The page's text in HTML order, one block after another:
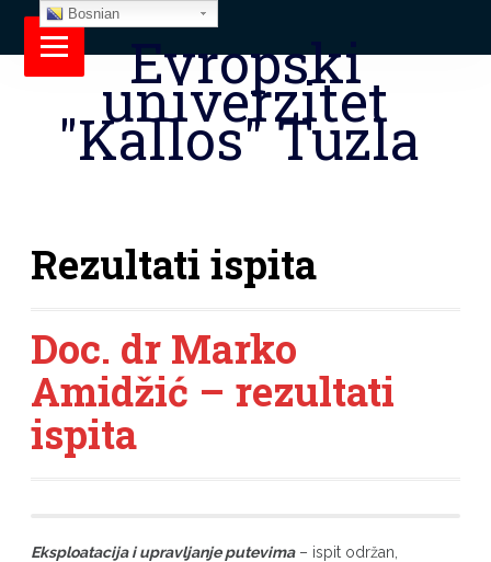
Evropski
univerzitet
"Kallos" Tuzla
Rezultati ispita
Doc. dr Marko
Amidžić – rezultati
ispita
Eksploatacija i upravljanje putevima– ispit održan,
Bosnian